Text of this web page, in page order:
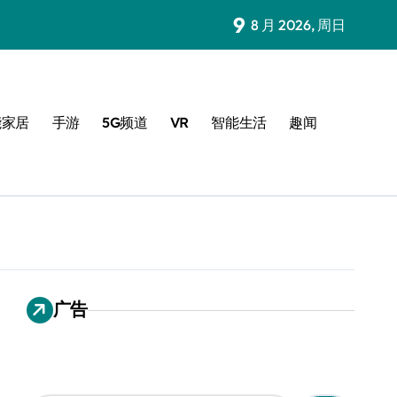
9 8 月 2026, 周日
居 手游 5G频道 VR 智能生活 趣闻
广告